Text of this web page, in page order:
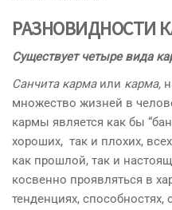
РАЗНОВИДНОСТИ
Существует четыре вида
Санчита кармаили карма,
множество жизней в
кармы является как бы
хороших, так и плохих,
как прошлой, так и
косвенно проявляться в
тенденциях, способностях,